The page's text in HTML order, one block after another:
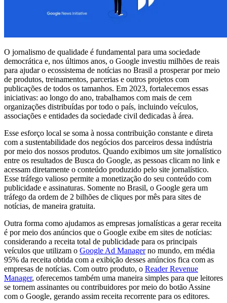
O jornalismo de qualidade é fundamental para uma sociedade
democrática e, nos últimos anos, o Google investiu milhões de reais
para ajudar o ecossistema de notícias no Brasil a prosperar por meio
de produtos, treinamentos, parcerias e outros projetos com
publicações de todos os tamanhos. Em 2023, fortalecemos essas
iniciativas: ao longo do ano, trabalhamos com mais de cem
organizações distribuídas por todo o país, incluindo veículos,
associações e entidades da sociedade civil dedicadas à área.
Esse esforço local se soma à nossa contribuição constante e direta
com a sustentabilidade dos negócios dos parceiros dessa indústria
por meio dos nossos produtos. Quando exibimos um site jornalístico
entre os resultados de Busca do Google, as pessoas clicam no link e
acessam diretamente o conteúdo produzido pelo site jornalístico.
Esse tráfego valioso permite a monetização do seu conteúdo com
publicidade e assinaturas. Somente no Brasil, o Google gera um
tráfego da ordem de 2 bilhões de cliques por mês para sites de
notícias, de maneira gratuita.
Outra forma como ajudamos as empresas jornalísticas a gerar receita
é por meio dos anúncios que o Google exibe em sites de notícias:
considerando a receita total de publicidade para os principais
veículos que utilizam o Google Ad Managerno mundo, em média
95% da receita obtida com a exibição desses anúncios fica com as
empresas de notícias. Com outro produto, o Reader Revenue
Manager, oferecemos também uma maneira simples para que leitores
se tornem assinantes ou contribuidores por meio do botão Assine
com o Google, gerando assim receita recorrente para os editores.